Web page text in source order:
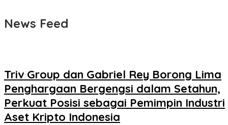
News Feed
Triv Group dan Gabriel Rey Borong Lima
Penghargaan Bergengsi dalam Setahun,
Perkuat Posisi sebagai Pemimpin Industri
Aset Kripto Indonesia